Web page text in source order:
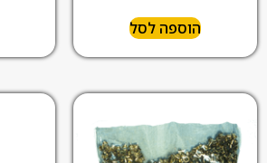
הוספה לסל